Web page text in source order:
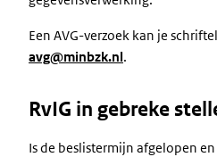
Een AVG-verzoek kan je
avg@minbzk.nl.
RvIG in gebreke
Is de beslistermijn afgelopen